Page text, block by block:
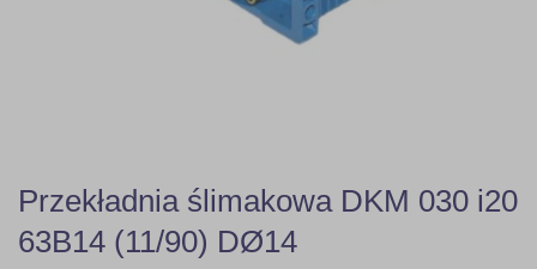
Przekładnia ślimakowa DKM 030 i20
63B14 (11/90) DØ14